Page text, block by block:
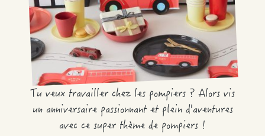
Tu veux travailler chez les pompiers ? Alors vis
un anniversaire passionnant et plein d'aventures
avec ce super thème de pompiers !